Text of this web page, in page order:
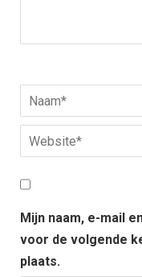
Mijn naam, e-mail
voor de volgende
plaats.